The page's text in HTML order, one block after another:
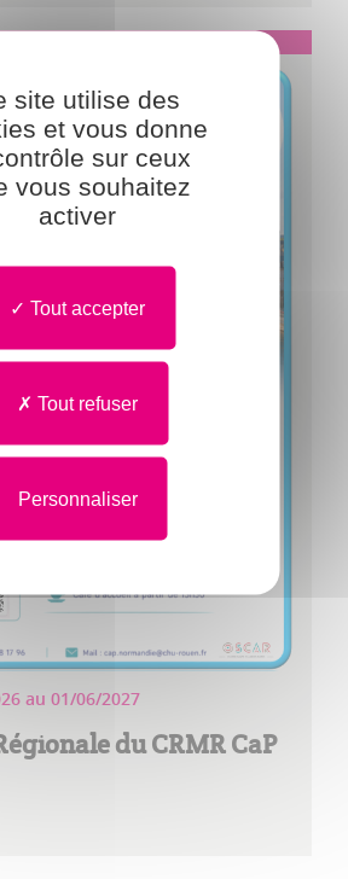
au 01/06/2027
du CRMR CaP
site utilise des
et vous donne
sur ceux
vous souhaitez
activer
Tout accepter
Tout refuser
Personnaliser